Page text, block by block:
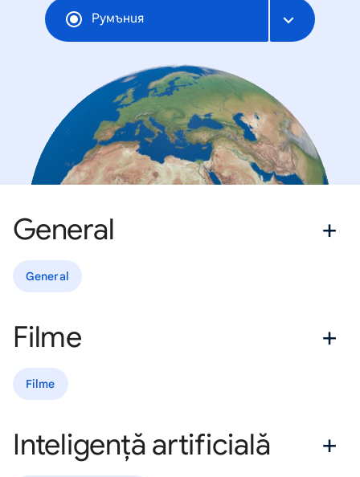
Румъния
General
General
Filme
Filme
Inteligență artificială